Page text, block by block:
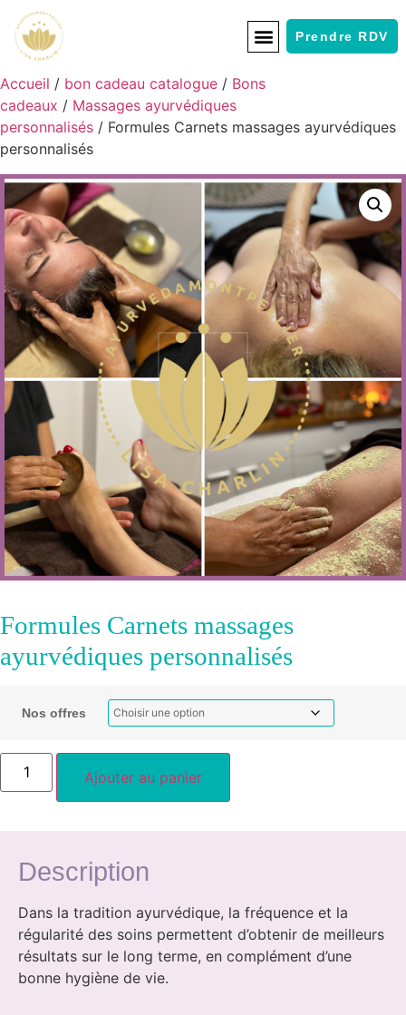
Prendre RDV
Accueil / bon cadeau catalogue / Bons
cadeaux / Massages ayurvédiques
personnalisés / Formules Carnets massages ayurvédiques
personnalisés
Formules Carnets massages
ayurvédiques personnalisés
Nos offres
Ajouter au panier
Description
Dans la tradition ayurvédique, la fréquence et la
régularité des soins permettent d’obtenir de meilleurs
résultats sur le long terme, en complément d’une
bonne hygiène de vie.